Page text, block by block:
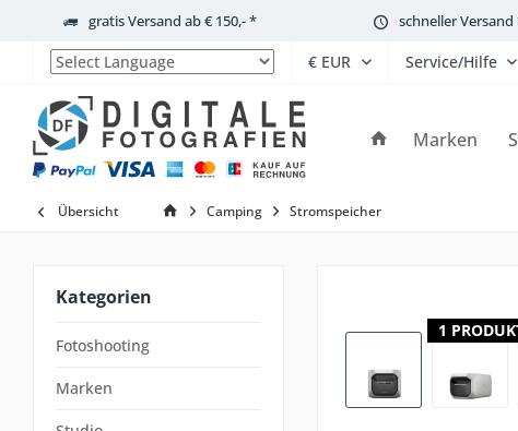
gratis Versand ab € 150,- * schneller
Powered by
Service/Hilfe
Marken
Übersicht Camping Stromspeicher
Kategorien
Fotoshooting
Marken
1